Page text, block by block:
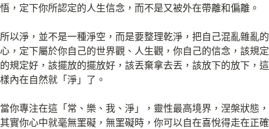
悟，定下你所認定的人生信念，而不是又被外在帶離和偏離。
所以淨，並不是一種淨空，而是要整理乾淨，把自己混亂雜亂的
心，定下屬於你自己的世界觀、人生觀，你自己的信念，該規定
的規定好，該擺放的擺放好，該丟棄拿去丟，該放下的放下，這
樣內在自然就「淨」了。
當你專注在這「常、樂、我、淨」，靈性最高境界，涅槃狀態，
其實你心中就毫無罣礙，無罣礙時，你可以自在喜悅得走在正確